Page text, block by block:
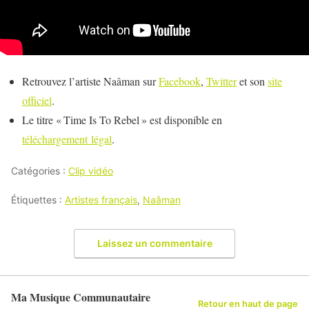
Retrouvez l’artiste Naâman surFacebook, Twitteret son site
officiel.
Le titre « Time Is To Rebel » est disponible en
téléchargement légal.
Catégories : Clip vidéo
Étiquettes : Artistes français, Naâman
Laissez un commentaire
Ma Musique Communautaire Retour en haut de page